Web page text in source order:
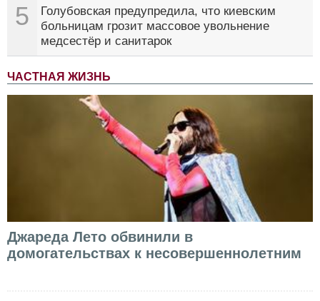
5
Голубовская предупредила, что киевским
больницам грозит массовое увольнение
медсестёр и санитарок
ЧАСТНАЯ ЖИЗНЬ
Джареда Лето обвинили в
домогательствах к несовершеннолетним